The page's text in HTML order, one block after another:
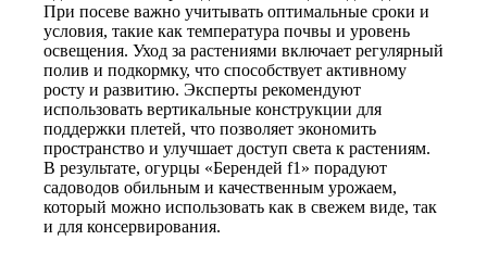
При посеве важно учитывать оптимальные сроки и
условия, такие как температура почвы и уровень
освещения. Уход за растениями включает регулярный
полив и подкормку, что способствует активному
росту и развитию. Эксперты рекомендуют
использовать вертикальные конструкции для
поддержки плетей, что позволяет экономить
пространство и улучшает доступ света к растениям.
В результате, огурцы «Берендей f1» порадуют
садоводов обильным и качественным урожаем,
который можно использовать как в свежем виде, так
и для консервирования.